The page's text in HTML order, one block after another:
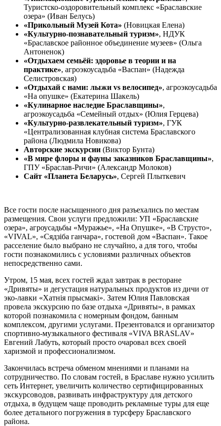
Туристско-оздоровительный комплекс «Браславские
озера» (Иван Белусь)
«Прикольный Музей Кота» (Новицкая Елена)
«Культурно-познавательный туризм», НДУК
«Браславское районное объединение музеев» (Ольга
Антоненок)
«Отдыхаем семьёй: здоровье в теории и на
практике», агроэкоусадьба «Васпан» (Надежда
Селистровская)
«Отдыхай с нами: лыжи vs велосипед», агроэкоусадьба
«На опушке» (Екатерина Шакель)
«Кулинарное наследие Браславщины»,
агроэкоусадьба «Семейный отдых» (Юлия Герцева)
«Культурно-развлекательный туризм», ГУК
«Централизованная клубная система Браславского
района (Людмила Новикова)
Авторские экскурсии (Виктор Бунта)
«В мире флоры и фауны заказников Браславщины»,
ГПУ «Браслав-Ричи» (Александр Молоков)
Сайт «Планета Беларусь», Сергей Плыткевич
Все гости после насыщенного дня разъехались по местам
размещения. Свои услуги предложили: УП «Браславские
озера», агроусадьбы «Муражье», «На Опушке», «В Струсто»,
«VIVAL», «Сядзіба ганчара», гостевой дом «Васпан». Такое
расселение было выбрано не случайно, а для того, чтобы
гости познакомились с условиями различных объектов
непосредственно сами.
Утром, 15 мая, всех гостей ждал завтрак в ресторане
«Дривяты» и дегустация натуральных продуктов из дичи от
эко-лавки «Хатнія прысмакі». Затем Юлия Павловская
провела экскурсию по базе отдыха «Дривяты», в рамках
которой познакомила с номерным фондом, банным
комплексом, другими услугами. Презентовался и организатор
спортивно-музыкального фестиваля «VIVA BRASLAV»
Евгений Лабуть, который просто очаровал всех своей
харизмой и профессионализмом.
Закончилась встреча обменом мнениями и планами на
сотрудничество. По словам гостей, в Браславе нужно усилить
сеть Интернет, увеличить количество сертифицированных
экскурсоводов, развивать инфраструктуру для детского
отдыха, в будущем чаще проводить рекламные туры для еще
более детального погружения в турсферу Браславского
района.